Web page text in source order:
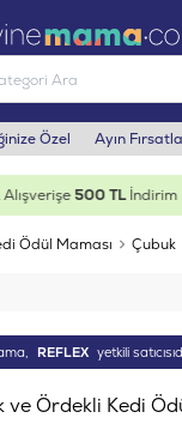
Özel Ayın
500 TLİndirim
Ödül Maması Çubuk
REFLEX yetkili
ve Ördekli Kedi